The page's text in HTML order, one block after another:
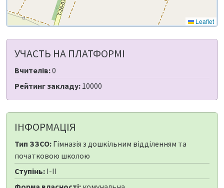
Leaflet
УЧАСТЬ НА ПЛАТФОРМІ
Вчителів:0
Рейтинг закладу: 10000
ІНФОРМАЦІЯ
Тип ЗЗСО: Гімназія з дошкільним відділенням та
початковою школою
Ступінь: I-II